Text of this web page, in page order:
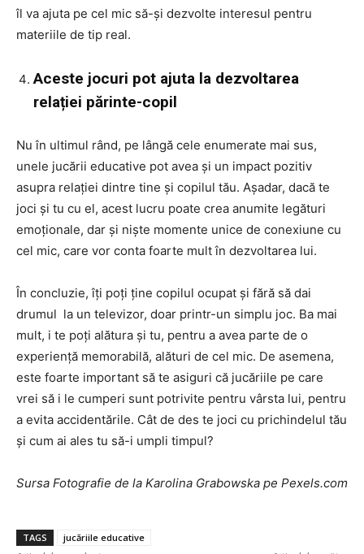
îl va ajuta pe cel mic să-și dezvolte interesul pentru
materiile de tip real.
Aceste jocuri pot ajuta la dezvoltarea
relației părinte-copil
Nu în ultimul rând, pe lângă cele enumerate mai sus,
unele jucării educative pot avea și un impact pozitiv
asupra relației dintre tine și copilul tău. Așadar, dacă te
joci și tu cu el, acest lucru poate crea anumite legături
emoționale, dar și niște momente unice de conexiune cu
cel mic, care vor conta foarte mult în dezvoltarea lui.
În concluzie, îți poți ține copilul ocupat și fără să dai
drumul la un televizor, doar printr-un simplu joc. Ba mai
mult, i te poți alătura și tu, pentru a avea parte de o
experiență memorabilă, alături de cel mic. De asemena,
este foarte important să te asiguri că jucăriile pe care
vrei să i le cumperi sunt potrivite pentru vârsta lui, pentru
a evita accidentările. Cât de des te joci cu prichindelul tău
și cum ai ales tu să-i umpli timpul?
Sursa Fotografie de la Karolina Grabowska pe Pexels.com
TAGS jucăriile educative